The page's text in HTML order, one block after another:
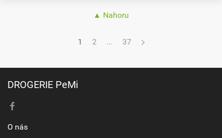
▲ Nahoru
1 2 ... 37
DROGERIE PeMi
O nás